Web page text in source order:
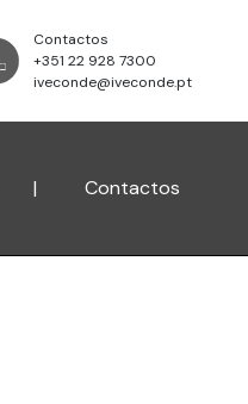
Contactos
+351 22 928 7300
iveconde@iveconde.pt
| Contactos